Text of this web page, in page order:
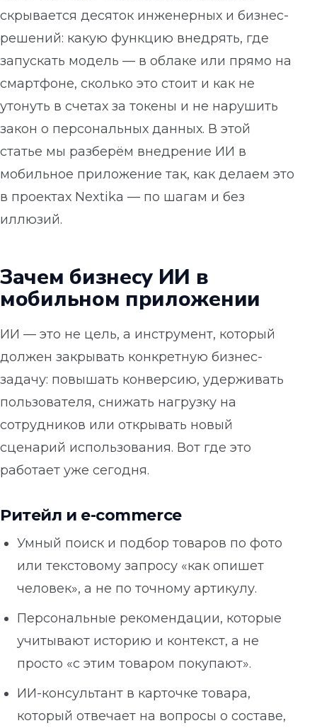
скрывается десяток инженерных и бизнес-
решений: какую функцию внедрять, где
запускать модель — в облаке или прямо на
смартфоне, сколько это стоит и как не
утонуть в счетах за токены и не нарушить
закон о персональных данных. В этой
статье мы разберём внедрение ИИ в
мобильное приложение так, как делаем это
в проектах Nextika — по шагам и без
иллюзий.
Зачем бизнесу ИИ в
мобильном приложении
ИИ — это не цель, а инструмент, который
должен закрывать конкретную бизнес-
задачу: повышать конверсию, удерживать
пользователя, снижать нагрузку на
сотрудников или открывать новый
сценарий использования. Вот где это
работает уже сегодня.
Ритейл и e-commerce
Умный поиск и подбор товаров по фото
или текстовому запросу «как опишет
человек», а не по точному артикулу.
Персональные рекомендации, которые
учитывают историю и контекст, а не
просто «с этим товаром покупают».
ИИ-консультант в карточке товара,
который отвечает на вопросы о составе,